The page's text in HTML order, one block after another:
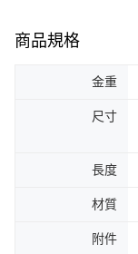
商品規格
金重
尺寸
長度
材質
附件